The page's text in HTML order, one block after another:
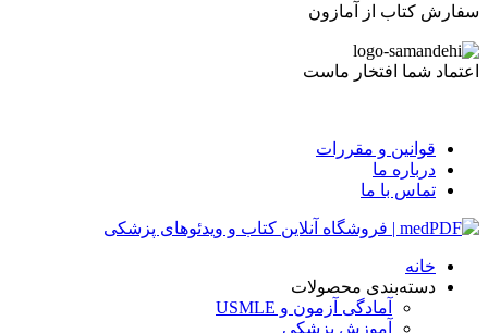
سفارش کتاب از آمازون
اعتماد شما افتخار ماست
قوانین و مقررات
درباره ما
تماس با ما
خانه
دسته‌بندی محصولات
آمادگی آزمون و USMLE
آموزش پزشکی